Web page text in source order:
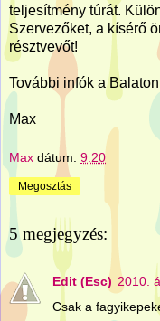
teljesítmény túrát.
Szervezőket, a kísérő
résztvevőt!
További infók a
Max
Max dátum: 9:20
Megosztás
5 megjegyzés:
Edit (Esc) 2010.
Csak a